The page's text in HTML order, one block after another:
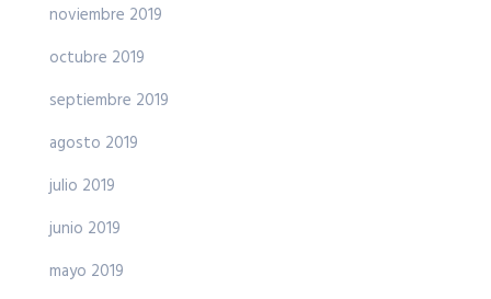
noviembre 2019
octubre 2019
septiembre 2019
agosto 2019
julio 2019
junio 2019
mayo 2019